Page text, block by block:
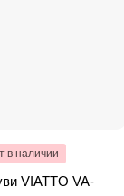
в наличии
VIATTO VA-